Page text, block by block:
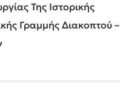
Της Ιστορικής
Γραμμής Διακοπτού –